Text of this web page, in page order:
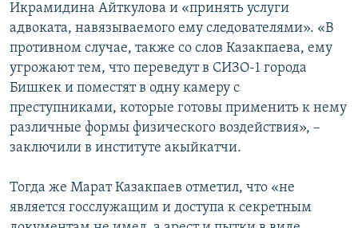
Икрамидина Айткулова и «принять услуги
адвоката, навязываемого ему следователями». «В
противном случае, также со слов Казакпаева, ему
угрожают тем, что переведут в СИЗО-1 города
Бишкек и поместят в одну камеру с
преступниками, которые готовы применить к нему
различные формы физического воздействия», –
заключили в институте акыйкатчи.
Тогда же Марат Казакпаев отметил, что «не
является госслужащим и доступа к секретным